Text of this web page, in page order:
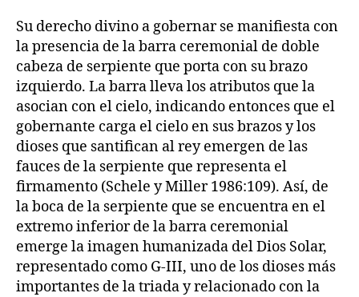
Su derecho divino a gobernar se manifiesta con
la presencia de la barra ceremonial de doble
cabeza de serpiente que porta con su brazo
izquierdo. La barra lleva los atributos que la
asocian con el cielo, indicando entonces que el
gobernante carga el cielo en sus brazos y los
dioses que santifican al rey emergen de las
fauces de la serpiente que representa el
firmamento (Schele y Miller 1986:109). Así, de
la boca de la serpiente que se encuentra en el
extremo inferior de la barra ceremonial
emerge la imagen humanizada del Dios Solar,
representado como G-III, uno de los dioses más
importantes de la triada y relacionado con la